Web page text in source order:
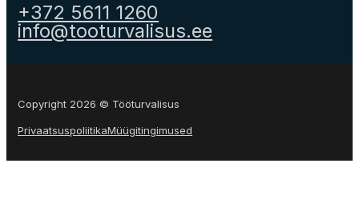
+372 5611 1260
info@tooturvalisus.ee
Copyright 2026 © Tööturvalisus
PrivaatsuspoliitikaMüügitingimused